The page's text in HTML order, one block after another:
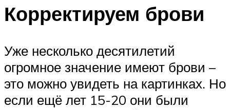
Корректируем брови
Уже несколько десятилетий
огромное значение имеют брови –
это можно увидеть на картинках. Но
если ещё лет 15-20 они были